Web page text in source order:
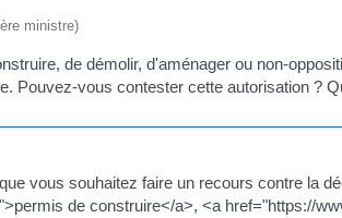
ministre)
de démolir, d'aménager ou non-
Pouvez-vous contester cette autorisation ?
vous souhaitez faire un recours contre la
de construire</a>, <a href="https://